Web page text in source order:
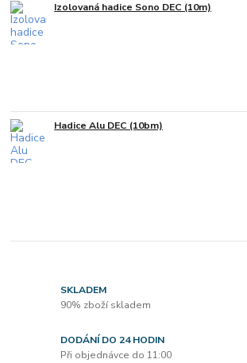
Izolovaná hadice Sono DEC (10m)
Hadice Alu DEC (10bm)
SKLADEM
90% zboží skladem
DODÁNÍ DO 24 HODIN
Při objednávce do 11:00